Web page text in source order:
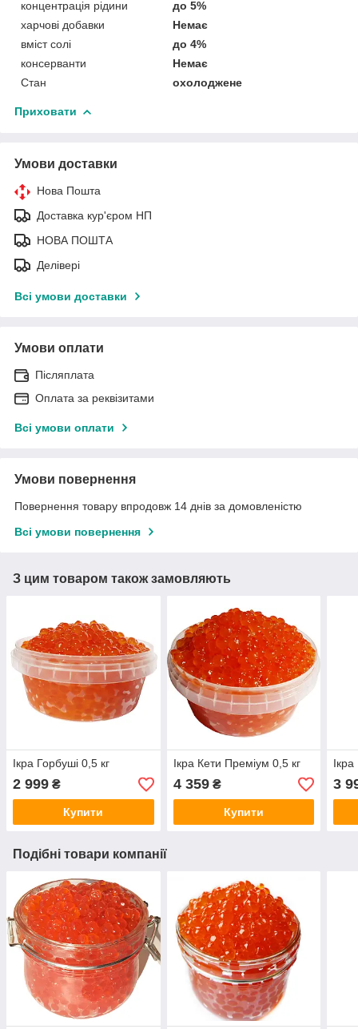
концентрація рідини
до 5%
харчові добавки
Немає
вміст солі
до 4%
консерванти
Немає
Стан
охолоджене
Приховати
Умови доставки
Нова Пошта
Доставка кур'єром НП
НОВА ПОШТА
Делівері
Всі умови доставки
Умови оплати
Післяплата
Оплата за реквізитами
Всі умови оплати
Умови повернення
Повернення товару впродовж 14 днів за домовленістю
Всі умови повернення
З цим товаром також замовляють
Ікра Горбуші 0,5 кг
2 999 ₴
Купити
Ікра Кети Преміум 0,5 кг
4 359₴
Купити
3
Подібні товари компанії